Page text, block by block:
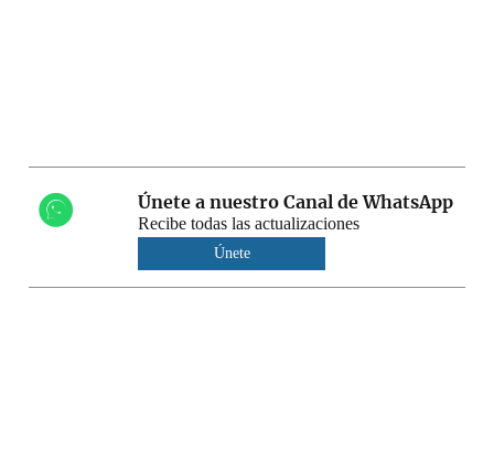
Únete a nuestro Canal de WhatsApp
Recibe todas las actualizaciones
Únete